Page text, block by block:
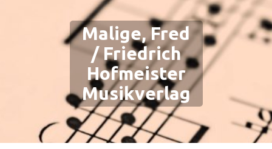
Malige, Fred
/ Friedrich
Hofmeister
Musikverlag